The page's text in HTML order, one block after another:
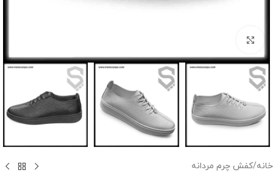
خانه/کفش چرم مردانه